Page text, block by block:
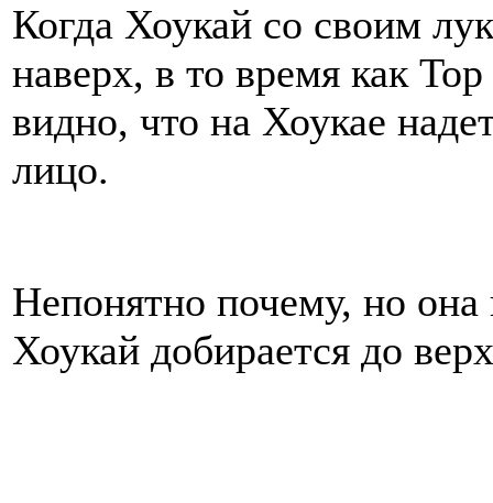
Когда Хоукай со своим
наверх, в то время как
видно, что на Хоукае
лицо.
Непонятно почему, но
Хоукай добирается до